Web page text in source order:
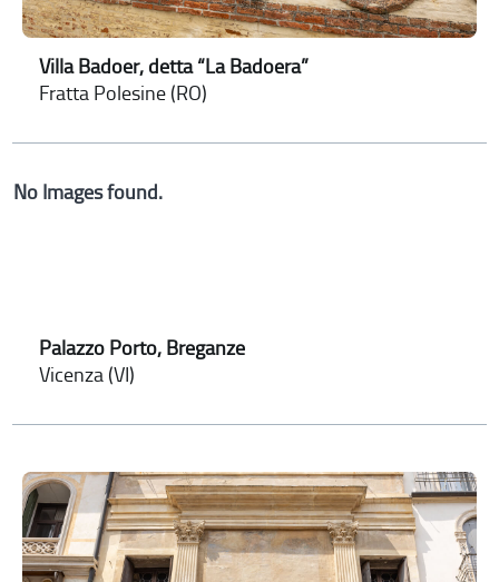
Villa Badoer, detta “La Badoera”
Fratta Polesine (RO)
No Images found.
Palazzo Porto, Breganze
Vicenza (VI)